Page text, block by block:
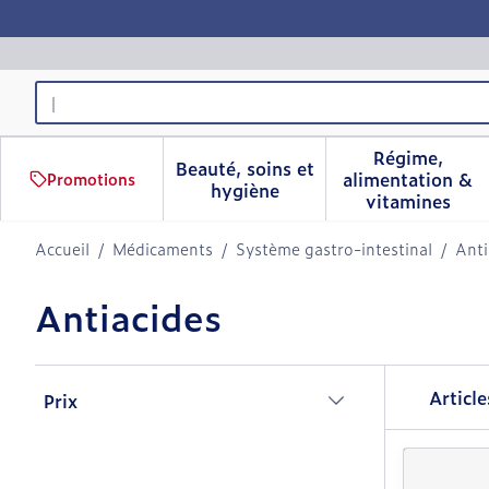
Rechercher
Promotions
Beauté, soins et
hygièneAfficher le sous-menu
Régime,
alimentation &
vitamines
Afficher
Accueil / Médicaments / Système gastro-intestinal /
Antiacides
Prix